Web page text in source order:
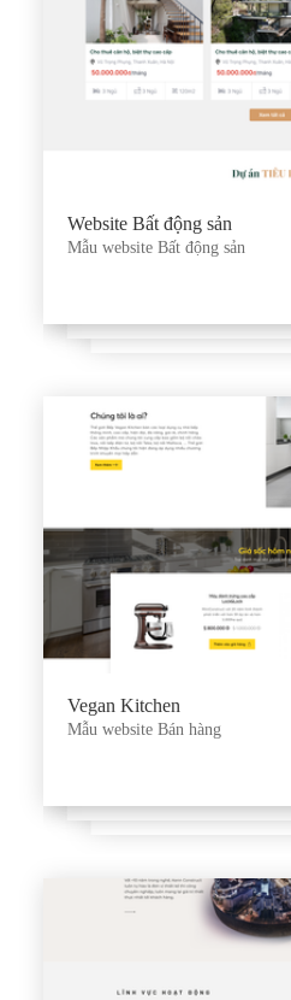
Website Bất động sản
Mẫu website Bất động sản
Vegan Kitchen
Mẫu website Bán hàng